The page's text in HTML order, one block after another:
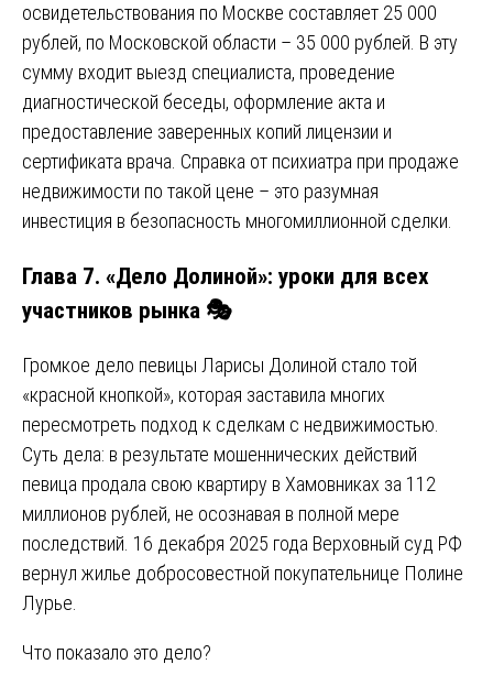
освидетельствования по Москве составляет 25 000
рублей, по Московской области – 35 000 рублей. В эту
сумму входит выезд специалиста, проведение
диагностической беседы, оформление акта и
предоставление заверенных копий лицензии и
сертификата врача. Справка от психиатра при продаже
недвижимости по такой цене – это разумная
инвестиция в безопасность многомиллионной сделки.
Глава 7. «Дело Долиной»: уроки для всех
участников рынка 🎭
Громкое дело певицы Ларисы Долиной стало той
«красной кнопкой», которая заставила многих
пересмотреть подход к сделкам с недвижимостью.
Суть дела: в результате мошеннических действий
певица продала свою квартиру в Хамовниках за 112
миллионов рублей, не осознавая в полной мере
последствий. 16 декабря 2025 года Верховный суд РФ
вернул жилье добросовестной покупательнице Полине
Лурье.
Что показало это дело?